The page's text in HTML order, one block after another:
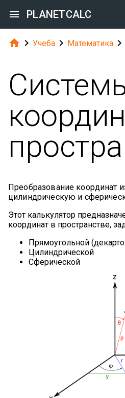
 PLANETCALC
  Учеба  Математика 
Преобразование координат
цилиндрическую и
Этот калькулятор
координат в пространстве,
Прямоугольной
Цилиндрической
Сферической